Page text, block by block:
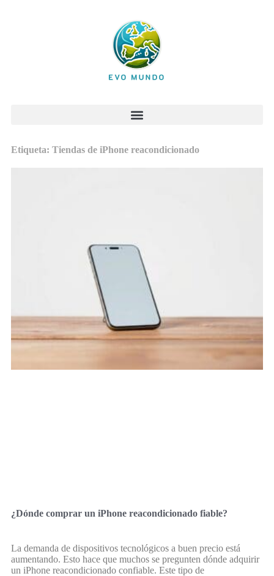
Etiqueta: Tiendas de iPhone reacondicionado
¿Dónde comprar un iPhone reacondicionado fiable?
La demanda de dispositivos tecnológicos a buen precio está
aumentando. Esto hace que muchos se pregunten dónde adquirir
un iPhone reacondicionado confiable. Este tipo de